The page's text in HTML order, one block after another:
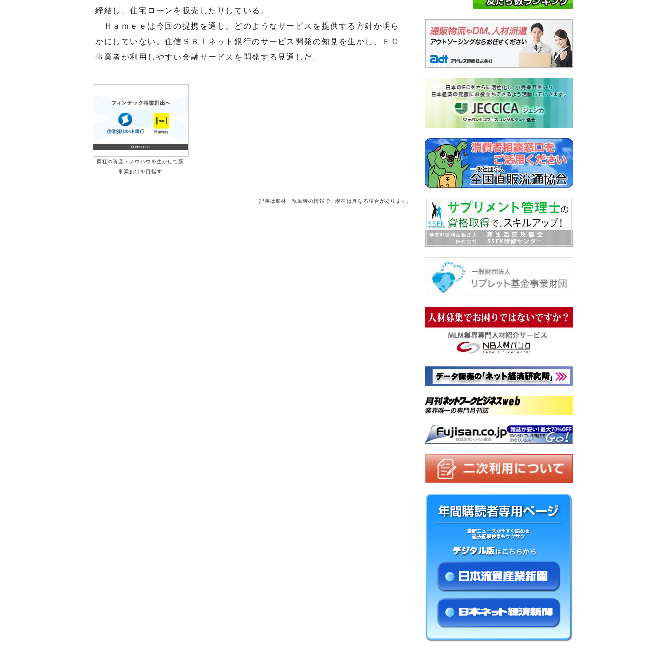
締結し、住宅ローンを販売したりしている。
Ｈａｍｅｅは今回の提携を通し、どのようなサービスを提供する方針か明ら
かにしていない。住信ＳＢＩネット銀行のサービス開発の知見を生かし、ＥＣ
事業者が利用しやすい金融サービスを開発する見通しだ。
両社の資産・ノウハウを生かして新
事業創出を目指す
記事は取材・執筆時の情報で、現在は異なる場合があります。